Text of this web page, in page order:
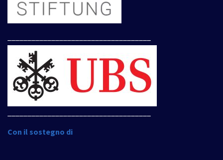
Con il sostegno di